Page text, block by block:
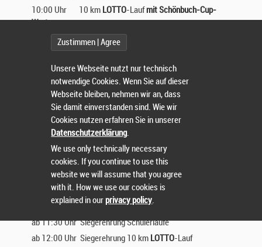
10:00 Uhr 10 km LOTTO-Laufmit Schönbuch-Cup-
Wertung
Es erfolgt ein gemeinsamer Start beider Läufe. Nach ca.
2,2 km trennen sich die 25 km- und die 10 km-Strecke.
10:05 Uhr Schüler*innen-Lauf U12 und U14 (2,5 km)
10:15 Uhr Schüler*innen-Lauf U08 und U10 (800 m)
Start und Ziel: bei der SchönbuchhalleHildrizhausen
Zielschluss und Zeitlimit:
13:15 Uhr für den 25 km Schönbuchlauf
Zeitlimit 50 km Jubiläums-Ultra: 3 Stunden für die ersten
25 km
Siegerehrung:
ab 11:30 Uhr Siegerehrung Schülerläufe
ab 12:00 Uhr Siegerehrung 10 km LOTTO-Lauf
Zustimmen | Agree
Unsere Webseite nutzt nur technisch
notwendige Cookies. Wenn Sie auf dieser
Webseite bleiben, nehmen wir an, dass
Sie damit einverstanden sind. Wie wir
Cookies nutzen erfahren Sie in unserer
Datenschutzerklärung.
We use only technically necessary
cookies. If you continue to use this
website we will assume that you agree
with it. How we use our cookies is
explained in ourprivacy policy.